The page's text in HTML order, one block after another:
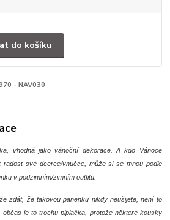
do košíku
- NAV030
vhodná jako vánoční dekorace. A kdo Vánoce
radost své dcerce/vnučce, může si se mnou podle
v podzimním/zimním outfitu.
zdát, že takovou panenku nikdy neušijete, není to
občas je to trochu piplačka, protože některé kousky